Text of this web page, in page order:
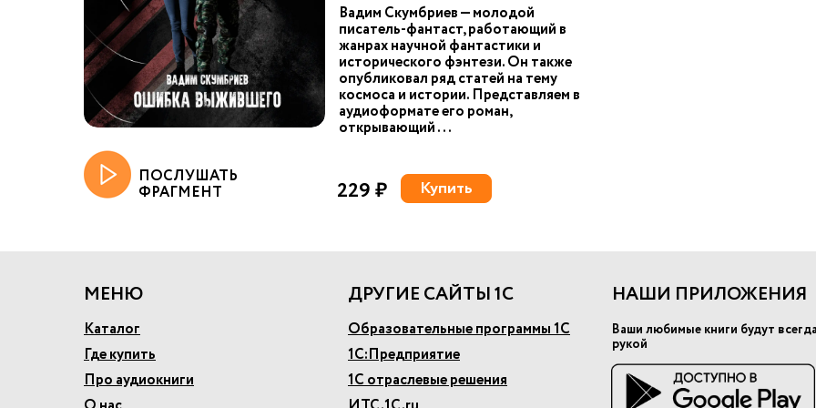
Вадим Скумбриев — молодой
писатель-фантаст, работающий в
жанрах научной фантастики и
исторического фэнтези. Он также
опубликовал ряд статей на тему
космоса и истории. Представляем в
аудиоформате его роман,
открывающий ...
ПОСЛУШАТЬ
ФРАГМЕНТ 229 ₽ Купить
МЕНЮ
Каталог
Где купить
Про аудиокниги
ДРУГИЕ САЙТЫ 1С
Образовательные программы 1С
1С:Предприятие
1С отраслевые решения
НАШИ ПРИЛОЖЕНИЯ
Ваши любимые книги будут
рукой